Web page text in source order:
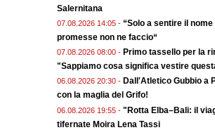
Salernitana
07.08.2026 14:05 - “Solo a sentire il
promesse non ne faccio“
07.08.2026 08:00 - Primo tassello per la
"Sappiamo cosa significa vestire
06.08.2026 20:30 - Dall'Atletico Gubbio a
con la maglia del Grifo!
06.08.2026 19:55 - "Rotta Elba–Bali: il
tifernate Moira Lena Tassi